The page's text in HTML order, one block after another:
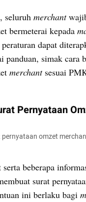
seluruh merchant
bermeterai kepada
dapat
panduan, simak cara
merchant sesuai
Pernyataan
omzet
serta beberapa
ini berlaku bagi